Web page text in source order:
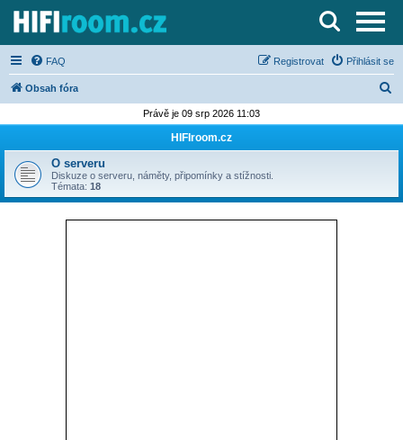
Server o Hi-Fi a AV technice
FAQ Přihlásit se
Registrovat
Obsah fóra
d
t
Právě je 09 srp 2026 11:03
HIFIroom.cz
O serveru
Diskuze o serveru, náměty, připomínky a stížnosti.
Témata: 18